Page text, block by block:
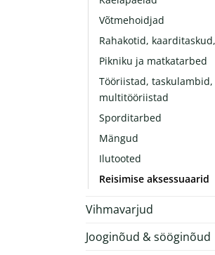
Võtmehoidjad
Rahakotid,
Pikniku ja matkatarbed
Tööriistad, taskulambid,
multitööriistad
Sporditarbed
Mängud
Ilutooted
Reisimise aksessuaarid
Vihmavarjud
Jooginõud & sööginõud